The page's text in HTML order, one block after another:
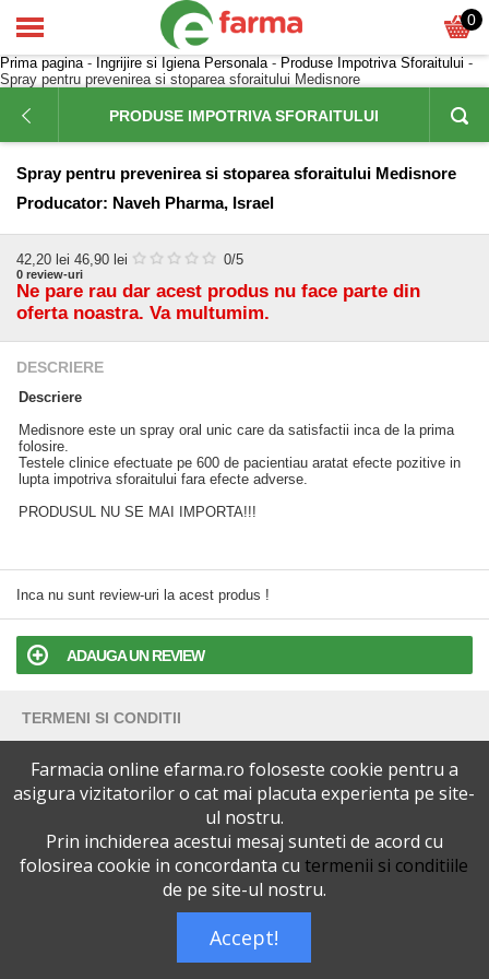
0
Prima pagina- Ingrijire si Igiena Personala- Produse Impotriva Sforaitului -
Spray pentru prevenirea si stoparea sforaitului Medisnore
PRODUSE IMPOTRIVA SFORAITULUI
Spray pentru prevenirea si stoparea sforaitului Medisnore
Producator: Naveh Pharma, Israel
42,20 lei 46,90 lei 0/5
0 review-uri
Ne pare rau dar acest produs nu face parte din
oferta noastra. Va multumim.
DESCRIERE
Descriere
Medisnore este un spray oral unic care da satisfactii inca de la prima
folosire.
Testele clinice efectuate pe 600 de pacientiau aratat efecte pozitive in
lupta impotriva sforaitului fara efecte adverse.
PRODUSUL NU SE MAI IMPORTA!!!
Inca nu sunt review-uri la acest produs !
ADAUGA UN REVIEW
TERMENI SI CONDITII
POLITICA DE CONFIDENTIALITATE
0727515368
Dreptul de autor © efarma.ro - Toate Drepturile Rezervate.
Farmacia online efarma.ro foloseste cookie pentru a
asigura vizitatorilor o cat mai placuta experienta pe site-
ul nostru.
Prin inchiderea acestui mesaj sunteti de acord cu
folosirea cookie in concordanta cu termenii si conditiile
de pe site-ul nostru.
Accept!